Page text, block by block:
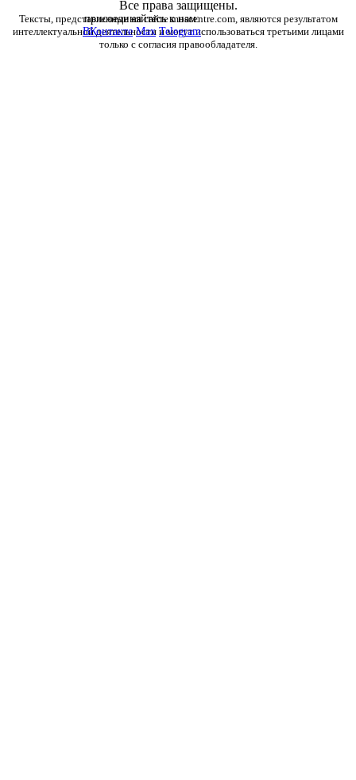
присоединяйтесь к нам:
ВКонтакте Max Telegram
Все права защищены.
Тексты, представленные на сайте moscentre.com, являются результатом
интеллектуальной деятельности и могут использоваться третьими лицами
только с согласия правообладателя.